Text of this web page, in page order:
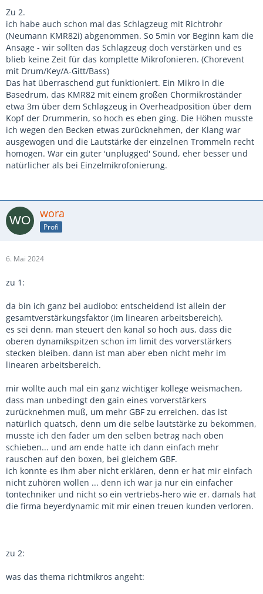
Zu 2.
ich habe auch schon mal das Schlagzeug mit Richtrohr
(Neumann KMR82i) abgenommen. So 5min vor Beginn kam die
Ansage - wir sollten das Schlagzeug doch verstärken und es
blieb keine Zeit für das komplette Mikrofonieren. (Chorevent
mit Drum/Key/A-Gitt/Bass)
Das hat überraschend gut funktioniert. Ein Mikro in die
Basedrum, das KMR82 mit einem großen Chormikroständer
etwa 3m über dem Schlagzeug in Overheadposition über dem
Kopf der Drummerin, so hoch es eben ging. Die Höhen musste
ich wegen den Becken etwas zurücknehmen, der Klang war
ausgewogen und die Lautstärke der einzelnen Trommeln recht
homogen. War ein guter 'unplugged' Sound, eher besser und
natürlicher als bei Einzelmikrofonierung.
wora
Profi
6. Mai 2024
zu 1:
da bin ich ganz bei audiobo: entscheidend ist allein der
gesamtverstärkungsfaktor (im linearen arbeitsbereich).
es sei denn, man steuert den kanal so hoch aus, dass die
oberen dynamikspitzen schon im limit des vorverstärkers
stecken bleiben. dann ist man aber eben nicht mehr im
linearen arbeitsbereich.
mir wollte auch mal ein ganz wichtiger kollege weismachen,
dass man unbedingt den gain eines vorverstärkers
zurücknehmen muß, um mehr GBF zu erreichen. das ist
natürlich quatsch, denn um die selbe lautstärke zu bekommen,
musste ich den fader um den selben betrag nach oben
schieben... und am ende hatte ich dann einfach mehr
rauschen auf den boxen, bei gleichem GBF.
ich konnte es ihm aber nicht erklären, denn er hat mir einfach
nicht zuhören wollen ... denn ich war ja nur ein einfacher
tontechniker und nicht so ein vertriebs-hero wie er. damals hat
die firma beyerdynamic mit mir einen treuen kunden verloren.
zu 2:
was das thema richtmikros angeht: